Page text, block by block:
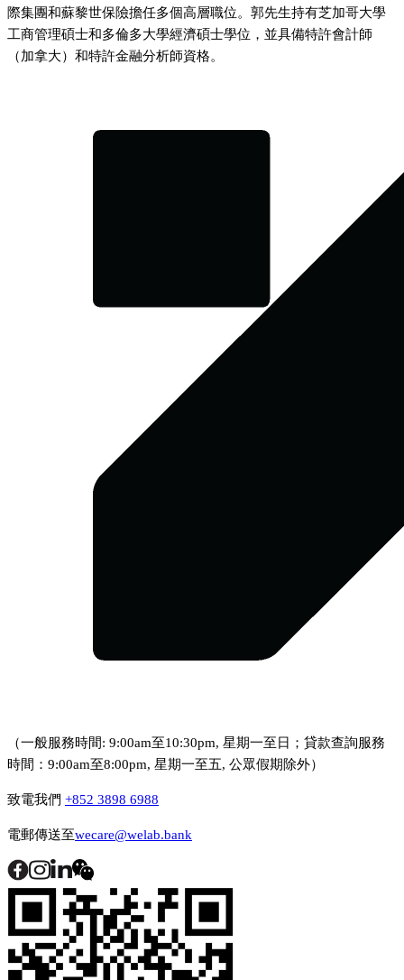
際集團和蘇黎世保險擔任多個高層職位。郭先生持有芝加哥大學
工商管理碩士和多倫多大學經濟碩士學位，並具備特許會計師
（加拿大）和特許金融分析師資格。
（一般服務時間: 9:00am至10:30pm, 星期一至日；貸款查詢服務
時間：9:00am至8:00pm, 星期一至五, 公眾假期除外）
致電我們 +852 3898 6988
電郵傳送至wecare@welab.bank